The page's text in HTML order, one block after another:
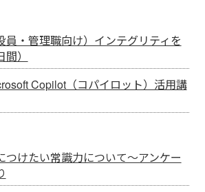
員・管理職向け）インテグリティを
）
Copilot（コパイロット）活用講
つけたい常識力について～アンケー